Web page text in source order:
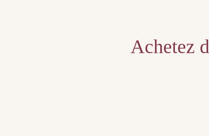
Achetez